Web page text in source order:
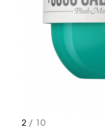
2 / 10